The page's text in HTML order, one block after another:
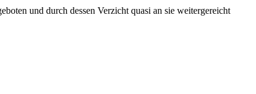
und durch dessen Verzicht quasi an sie weitergereicht